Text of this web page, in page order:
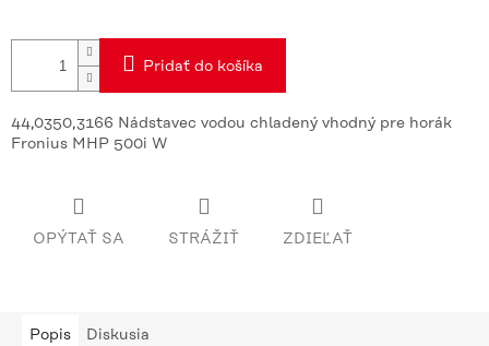
Pridať do košíka
44,0350,3166 Nádstavec vodou chladený vhodný pre horák
Fronius MHP 500i W
OPÝTAŤ SA STRÁŽIŤ ZDIEĽAŤ
Popis Diskusia